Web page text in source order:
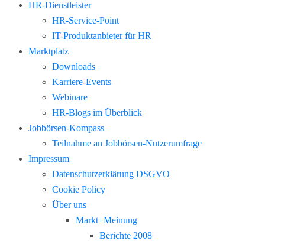
HR-Dienstleister
HR-Service-Point
IT-Produktanbieter für HR
Marktplatz
Downloads
Karriere-Events
Webinare
HR-Blogs im Überblick
Jobbörsen-Kompass
Teilnahme an Jobbörsen-Nutzerumfrage
Impressum
Datenschutzerklärung DSGVO
Cookie Policy
Über uns
Markt+Meinung
Berichte 2008